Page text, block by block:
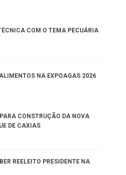
COM O TEMA PECUÁRIA
NA EXPOAGAS 2026
CONSTRUÇÃO DA NOVA
DE CAXIAS
REELEITO PRESIDENTE NA